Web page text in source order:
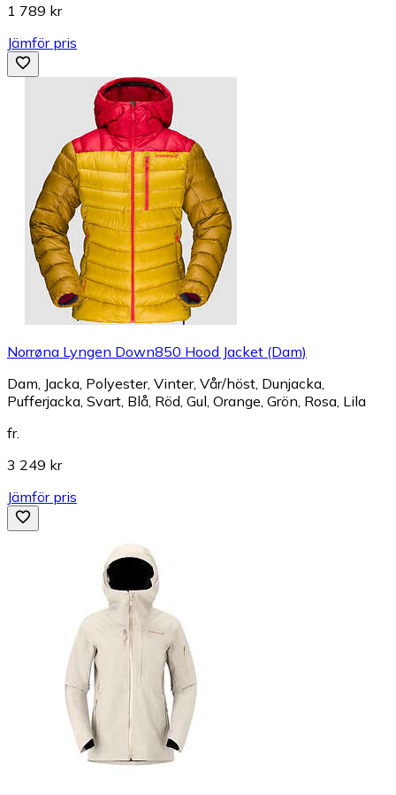
1 789 kr
Jämför pris
Norrøna Lyngen Down850 Hood Jacket (Dam)
Dam, Jacka, Polyester, Vinter, Vår/höst, Dunjacka,
Pufferjacka, Svart, Blå, Röd, Gul, Orange, Grön, Rosa, Lila
fr.
3 249 kr
Jämför pris